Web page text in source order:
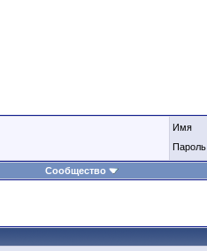
Имя
Пароль
Сообщество